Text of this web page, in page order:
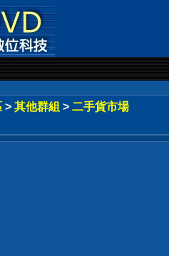
> 其他群組 > 二手貨市場